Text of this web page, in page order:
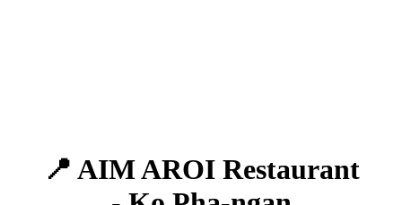
📍 AIM AROI Restaurant